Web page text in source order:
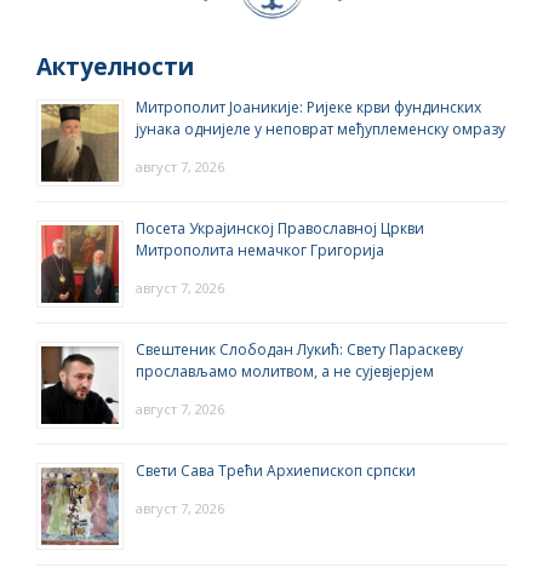
Актуелности
Митрополит Јоаникије: Ријеке крви фундинских
јунака однијеле у неповрат међуплеменску омразу
август 7, 2026
Посета Украјинској Православној Цркви
Митрополита немачког Григорија
август 7, 2026
Свештеник Слободан Лукић: Свету Параскеву
прослављамо молитвом, а не сујевјерјем
август 7, 2026
Свети Сава Трећи Архиепископ српски
август 7, 2026